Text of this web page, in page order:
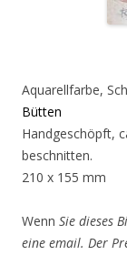
Aquarellfarbe,
Bütten
Handgeschöpft,
beschnitten.
210 x 155 mm
Wenn Sie dieses
eine email. Der